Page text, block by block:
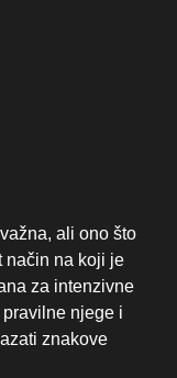
ali ono što
način na koji je
za intenzivne
njege i
znakove